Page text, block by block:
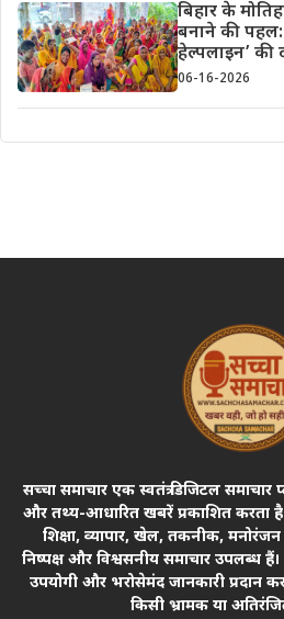
बिहार के
बनाने की पहल:
हेल्पलाइन’ की
06-16-2026
सच्चा समाचार एक स्वतंत्र डिजिटल
और तथ्य-आधारित खबरें प्रकाशित करता
शिक्षा, व्यापार, खेल, तकनीक,
निष्पक्ष और विश्वसनीय समाचार उपलब्ध
उपयोगी और भरोसेमंद जानकारी प्रदान
किसी भ्रामक या